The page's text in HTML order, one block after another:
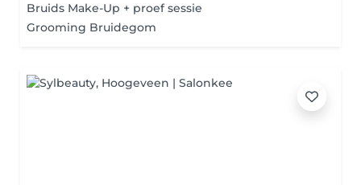
Bruids Make-Up + proef sessie
Grooming Bruidegom